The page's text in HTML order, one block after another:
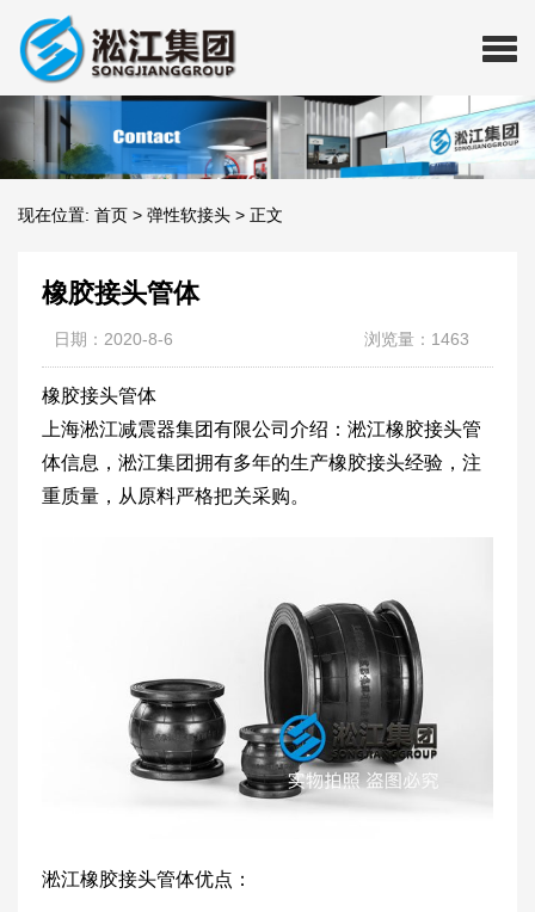
现在位置: 首页 > 弹性软接头 > 正文
橡胶接头管体
日期：2020-8-6 浏览量：1463
橡胶接头管体
上海淞江减震器集团有限公司介绍：淞江橡胶接头管
体信息，淞江集团拥有多年的生产橡胶接头经验，注
重质量，从原料严格把关采购。
淞江橡胶接头管体优点：